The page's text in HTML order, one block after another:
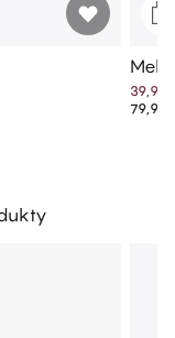
39,99
79,99